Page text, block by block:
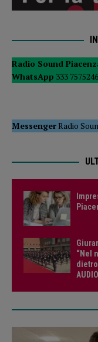
Radio Sound
WhatsApp 333
MessengerRadio
“Nel